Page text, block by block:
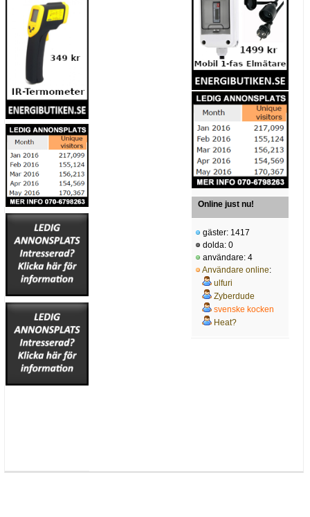
Online just nu!
gäster: 1417
dolda: 0
användare: 4
Användare online:
ulfuri
Zyberdude
svenske kocken
Heat?